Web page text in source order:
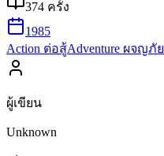
374 ครั้ง
1985
Action ต่อสู้Adventure ผจญภัย
ผู้เขียน
Unknown